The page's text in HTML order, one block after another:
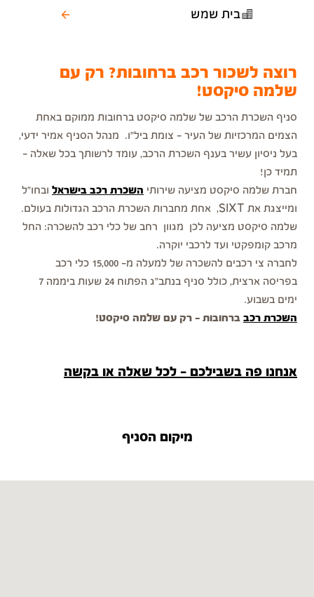
בית שמש
רוצה לשכור רכב ברחובות? רק עם
שלמה סיקסט!
סניף השכרת הרכב של שלמה סיקסט ברחובות ממוקם באחת
הצמים המרכזיות של העיר - צומת ביל"ו. מנהל הסניף אמיר ידעי,
בעל ניסיון עשיר בענף השכרת הרכב, עומד לרשותך בכל שאלה –
תמיד כן!
חברת שלמה סיקסט מציעה שירותי השכרת רכב בישראל ובחו"ל
ומייצגת את SIXT, אחת מחברות השכרת הרכב הגדולות בעולם.
שלמה סיקסט מציעה לכן מגוון רחב של כלי רכב להשכרה: החל
מרכב קומפקטי ועד לרכבי יוקרה.
לחברה צי רכבים להשכרה של למעלה מ- 15,000 כלי רכב
בפריסה ארצית, כולל סניף בנתב"ג הפתוח 24 שעות ביממה 7
ימים בשבוע.
השכרת רכב ברחובות - רק עם שלמה סיקסט!
אנחנו פה בשבילכם - לכל שאלה או בקשה
מיקום הסניף